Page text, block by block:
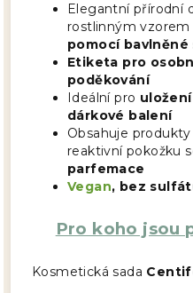
Elegantní přírodní
rostlinným
pomocí bavlněné
Etiketa pro
poděkování
Ideální pro
dárkové balení
Obsahuje
reaktivní pokožku
parfemace
Vegan, bez
Pro koho jsou
Kosmetická sada